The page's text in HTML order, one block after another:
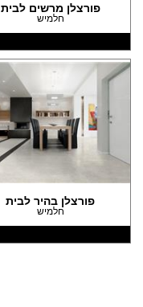
פורצלן מרשים לבית
חלמיש
פורצלן בהיר לבית
חלמיש